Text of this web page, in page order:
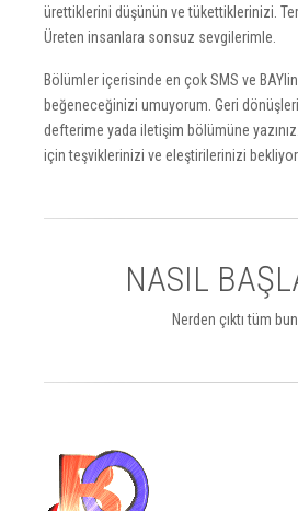
ürettiklerini düşünün ve tükettiklerinizi.
Üreten insanlara sonsuz sevgilerimle.
Bölümler içerisinde en çok SMS ve
beğeneceğinizi umuyorum. Geri
defterime yada iletişim bölümüne
için teşviklerinizi ve eleştirilerinizi
NASIL
Nerden çıktı tüm